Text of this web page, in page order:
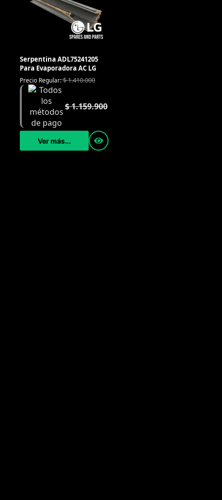
Serpentina ADL75241205
Para Evaporadora AC LG
Precio Regular:$1.410.000
$1.159.900
Ver más...